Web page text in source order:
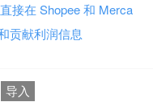
接在 Shopee 和 Merca
贡献利润信息
导入